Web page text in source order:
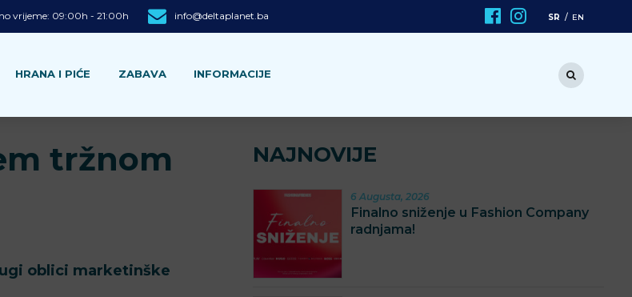
vrijeme: 09:00h - 21:00h info@deltaplanet.ba SR EN
HRANA I PIĆE ZABAVA INFORMACIJE
tržnom
oblici marketinške
NAJNOVIJE
6 Augusta, 2026
Finalno sniženje u Fashion Company
radnjama!